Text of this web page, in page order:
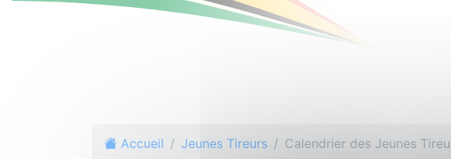
Accueil Jeunes Tireurs Calendrier des Jeunes